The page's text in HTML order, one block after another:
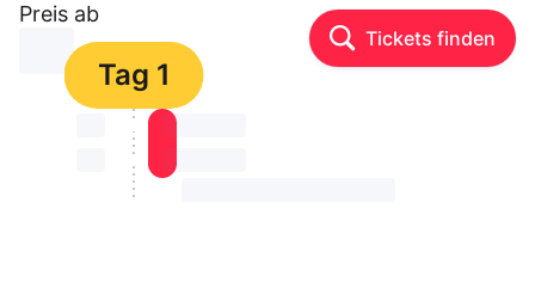
Preis ab
⏳⏳ Tickets finden
Tag 1
⏳⏳ ⏳ ⏳⏳
⏳⏳ ⏳ ⏳⏳